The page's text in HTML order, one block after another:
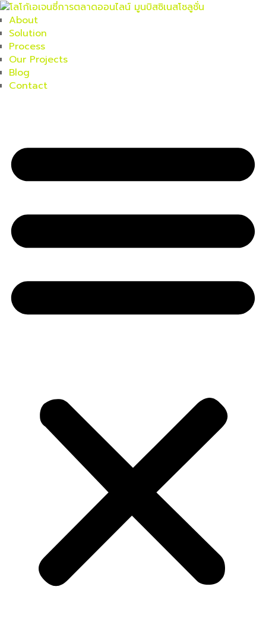
About
Solution
Process
Our Projects
Blog
Contact